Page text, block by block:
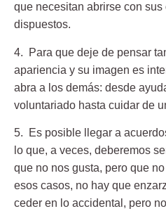
que necesitan abrirse con
dispuestos.
4. Para que deje de pensar
apariencia y su imagen es
abra a los demás: desde
voluntariado hasta cuidar de
5. Es posible llegar a
lo que, a veces, deberemos
que no nos gusta, pero que
esos casos, no hay que
ceder en lo accidental, pero